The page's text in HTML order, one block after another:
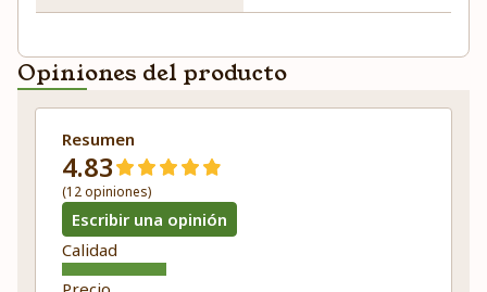
Opiniones del producto
Resumen
4.83
(12 opiniones)
Escribir una opinión
Calidad